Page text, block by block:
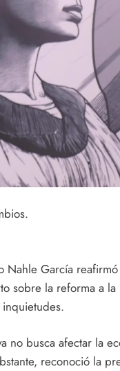
Nahle García reafirmó
sobre la reforma a la
inquietudes.
no busca afectar la
reconoció la